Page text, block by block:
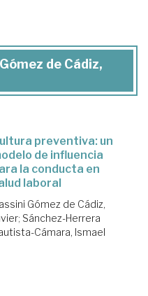
de Cádiz,
preventiva: un
de influencia
la conducta en
laboral
Gómez de Cádiz,
; Sánchez-Herrera
Cámara, Ismael